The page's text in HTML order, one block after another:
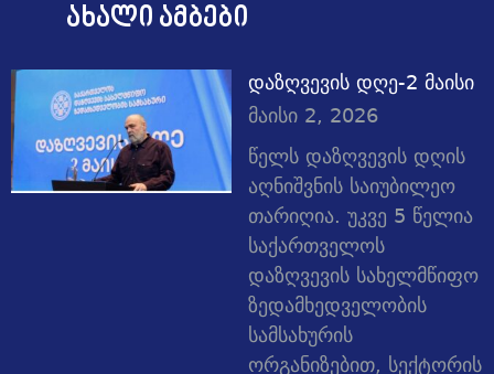
ახალი ამბები
დაზღვევის დღე-2 მაისი
მაისი 2, 2026
წელს დაზღვევის დღის
აღნიშვნის საიუბილეო
თარიღია. უკვე 5 წელია
საქართველოს
დაზღვევის სახელმწიფო
ზედამხედველობის
სამსახურის
ორგანიზებით, სექტორის